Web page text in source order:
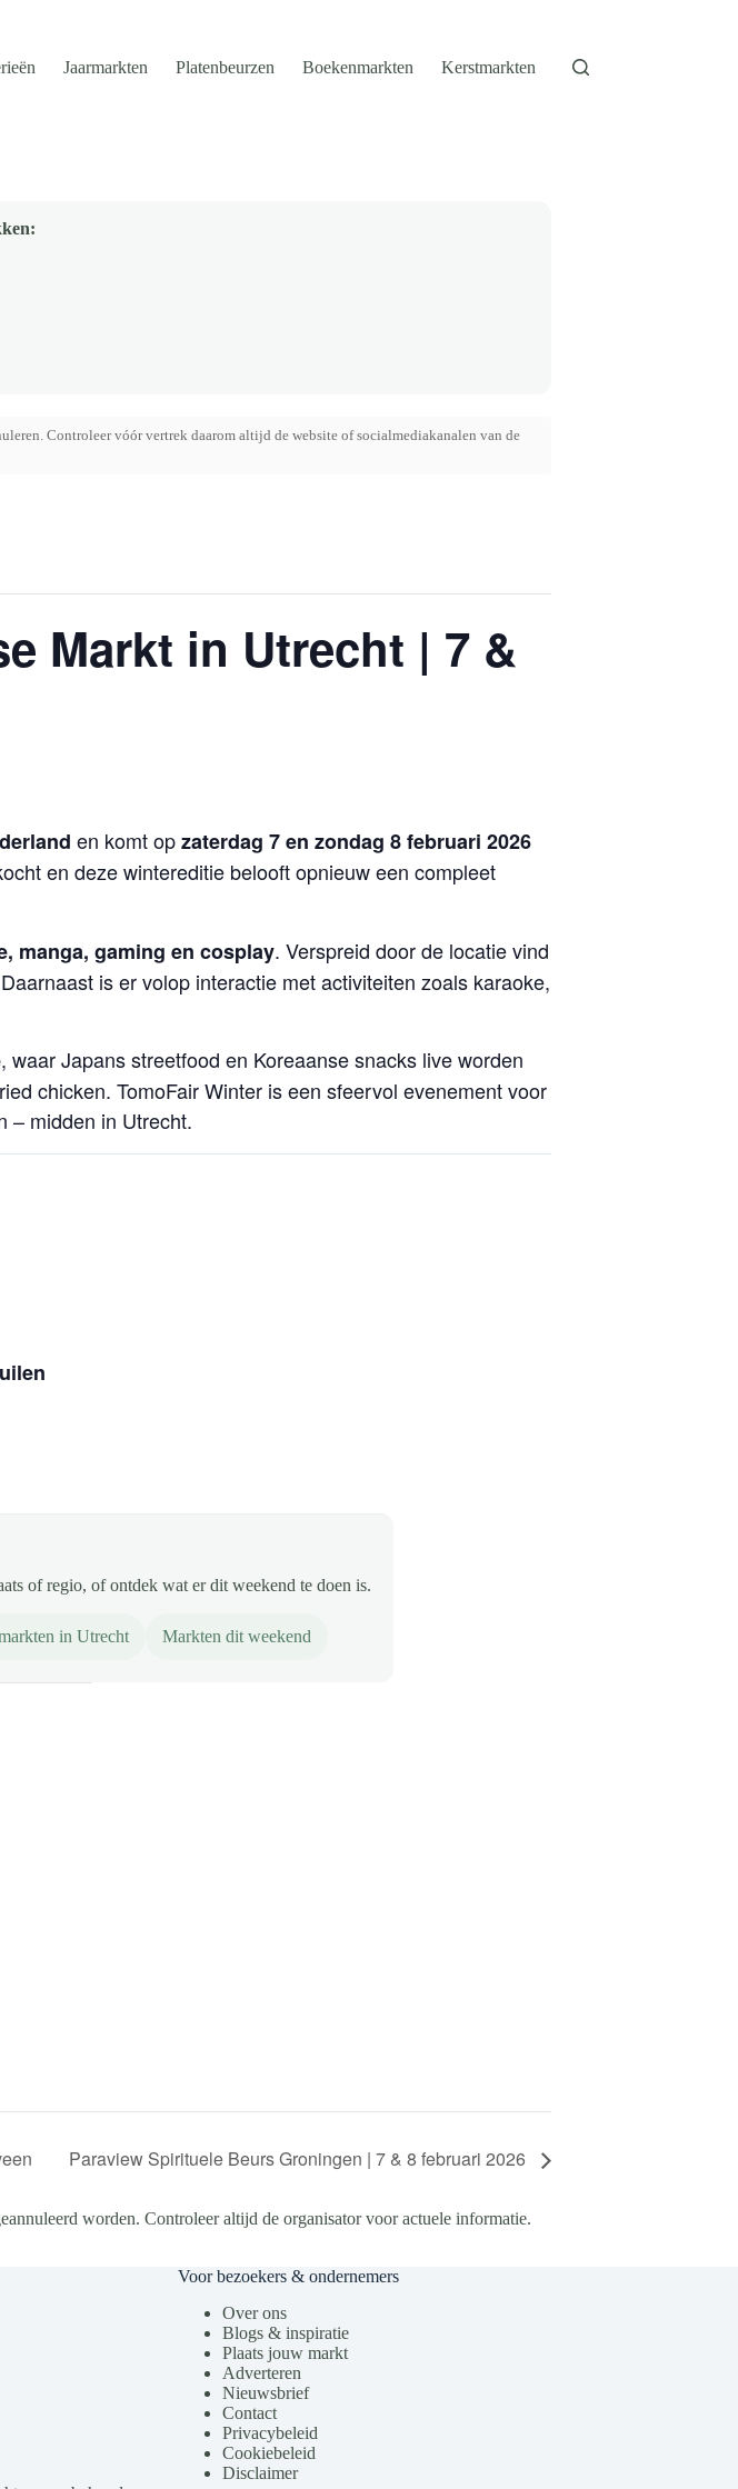
Jaarmarkten Platenbeurzen Boekenmarkten Kerstmarkten
Controleer vóór vertrek daarom altijd de website of socialmediakanalen van de
Markt in Utrecht | 7 &
en komt opzaterdag 7 en zondag 8 februari 2026
en deze wintereditie belooft opnieuw een compleet
manga, gaming en cosplay. Verspreid door de locatie vind
is er volop interactie met activiteiten zoals karaoke,
, waar Japans streetfood en Koreaanse snacks live worden
chicken. TomoFair Winter is een sfeervol evenement voor
– midden in Utrecht.
of regio, of ontdek wat er dit weekend te doen is.
in Utrecht Markten dit weekend
Paraview Spirituele Beurs Groningen | 7 & 8 februari 2026
worden. Controleer altijd de organisator voor actuele informatie.
Voor bezoekers & ondernemers
Over ons
Blogs & inspiratie
Plaats jouw markt
Adverteren
Nieuwsbrief
Contact
Privacybeleid
Cookiebeleid
Disclaimer